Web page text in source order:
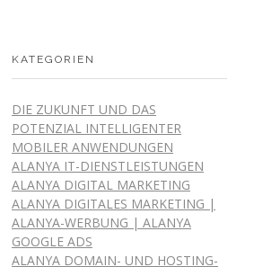
KATEGORIEN
DIE ZUKUNFT UND DAS
POTENZIAL INTELLIGENTER
MOBILER ANWENDUNGEN
ALANYA IT-DIENSTLEISTUNGEN
ALANYA DIGITAL MARKETING
ALANYA DIGITALES MARKETING |
ALANYA-WERBUNG | ALANYA
GOOGLE ADS
ALANYA DOMAIN- UND HOSTING-